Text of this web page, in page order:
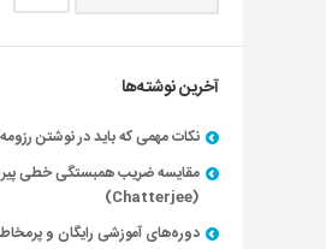
آخرین نوشته‌ها
نکات مهمی که باید در نوشتن
مقایسه ضریب همبستگی خطی
(Chatterjee)
دوره‌های آموزشی رایگان و